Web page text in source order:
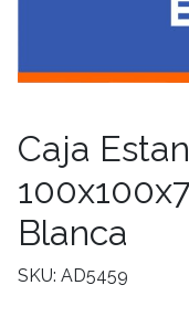
Caja
Blanca
SKU: AD5459